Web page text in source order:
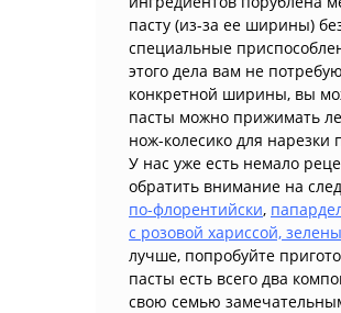
пасту (из-за ее ширины)
специальные
этого дела вам не
конкретной ширины, вы
пасты можно прижимать
нож-колесико для нарезки
У нас уже есть немало
обратить внимание на
по-флорентийски,
с розовой хариссой,
лучше, попробуйте
пасты есть всего два
свою семью